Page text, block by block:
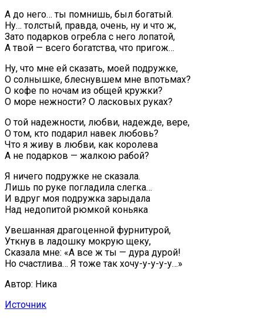
А до него… ты помнишь, был богатый.
Ну… толстый, правда, очень, ну и что ж,
Зато подарков огребла с него лопатой,
А твой — всего богатства, что пригож…
Ну, что мне ей сказать, моей подружке,
О солнышке, блеснувшем мне впотьмах?
О кофе по ночам из общей кружки?
О море нежности? О ласковых руках?
О той надежности, любви, надежде, вере,
О том, кто подарил навек любовь?
Что я живу в любви, как королева
А не подарков — жалкою рабой?
Я ничего подружке не сказала.
Лишь по руке погладила слегка…
И вдруг моя подружка зарыдала
Над недопитой рюмкой коньяка
Увешанная драгоценной фурнитурой,
Уткнув в ладошку мокрую щеку,
Сказала мне: «А все ж ты — дура дурой!
Но счастлива… Я тоже так хочу-у-у-у-у…»
Автор: Ника
Источник